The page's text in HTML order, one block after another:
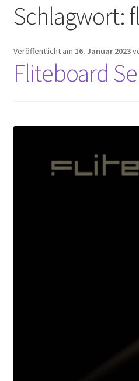
Schlagwort:
Veröffentlicht am 16. Januar 2023
Fliteboard